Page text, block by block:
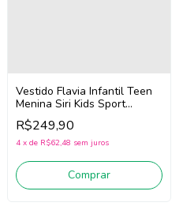
Vestido Flavia Infantil Teen
Menina Siri Kids Sport
Ginastas 41758 (Azul Claro)
R$249,90
4 x de R$62,48 sem juros
Comprar